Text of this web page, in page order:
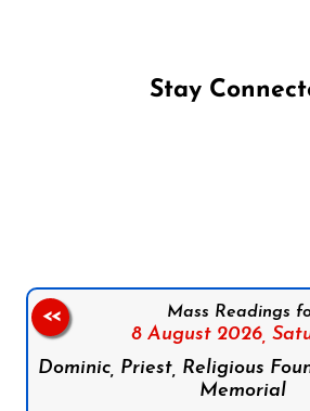
Stay
Mass Readings
8 August 2026,
Dominic, Priest, Religious
Memorial
<<